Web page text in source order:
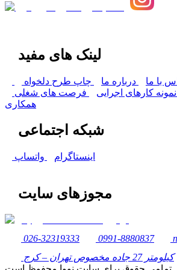
لینک های مفید
با ما درباره ما
چاپ طرح دلخواه
نمونه کارهای اجرایی
فرصت های شغلی
همکاری
شبکه اجتماعی
اینستاگرام واتساپ
مجوزهای سایت
026-32319333 0991-8880837
کیلومتر 27 جاده مخصوص تهران – کرج